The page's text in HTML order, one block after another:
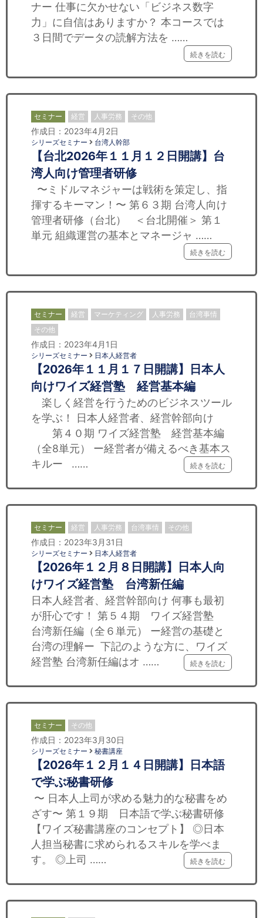
ナー 仕事に欠かせない「ビジネス数字
力」に自信はありますか？ 本コースでは
３日間でデータの読解方法を ……
続きを読む
セミナー 経営 人事労務 その他
作成日：2023年4月2日
シリーズセミナー 台湾人幹部
【台北2026年１１月１２日開講】台
湾人向け管理者研修
〜ミドルマネジャーは戦術を策定し、指
揮するキーマン！〜 第６３期 台湾人向け
管理者研修（台北） ＜台北開催＞ 第１
単元 組織運営の基本とマネージャ ……
続きを読む
セミナー 経営 マーケティング 人事労務
台湾事情
その他
作成日：2023年4月1日
シリーズセミナー 日本人経営者
【2026年１１月１７日開講】日本人
向けワイズ経営塾 経営基本編
楽しく経営を行うためのビジネスツール
を学ぶ！ 日本人経営者、経営幹部向け
第４０期 ワイズ経営塾 経営基本編
（全8単元） ー経営者が備えるべき基本ス
キルー ……
続きを読む
セミナー 経営 人事労務 台湾事情 その他
作成日：2023年3月31日
シリーズセミナー 日本人経営者
【2026年１２月８日開講】日本人向
けワイズ経営塾 台湾新任編
日本人経営者、経営幹部向け 何事も最初
が肝心です！ 第５４期 ワイズ経営塾
台湾新任編（全６単元） ー経営の基礎と
台湾の理解ー 下記のような方に、ワイズ
経営塾 台湾新任編はオ ……
続きを読む
セミナー その他
作成日：2023年3月30日
シリーズセミナー 秘書講座
【2026年１２月１４日開講】日本語
で学ぶ秘書研修
〜 日本人上司が求める魅力的な秘書をめ
ざす〜 第１９期 日本語で学ぶ秘書研修
【ワイズ秘書講座のコンセプト】 ◎日本
人担当秘書に求められるスキルを学べま
す。 ◎上司 ……
続きを読む